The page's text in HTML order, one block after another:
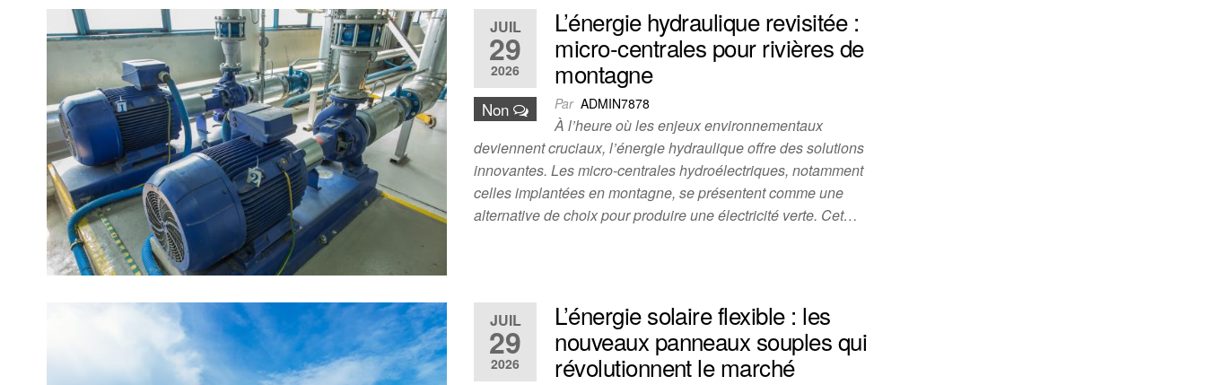
JUIL
29
2026
Non
L’énergie hydraulique revisitée :
micro-centrales pour rivières de
montagne
Par ADMIN7878
À l’heure où les enjeux environnementaux
deviennent cruciaux, l’énergie hydraulique offre des solutions
innovantes. Les micro-centrales hydroélectriques, notamment
celles implantées en montagne, se présentent comme une
alternative de choix pour produire une électricité verte. Cet…
JUIL
29
2026
L’énergie solaire flexible : les
nouveaux panneaux souples qui
révolutionnent le marché